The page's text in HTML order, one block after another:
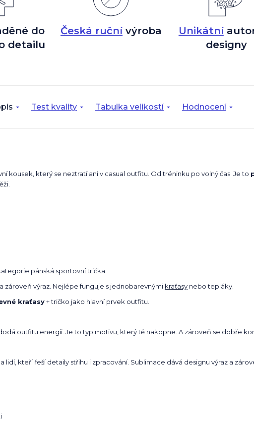
do
detailu
Česká ručnívýroba Unikátní
designy
Test kvality Tabulka velikostí Hodnocení
kousek, který se neztratí ani v casual outfitu. Od tréninku po volný čas. Je to
pánská sportovní trička
zároveň výraz. Nejlépe funguje s jednobarevnými kraťasy nebo tepláky.
kraťasy+ tričko jako hlavní prvek outfitu.
outfitu energii. Je to typ motivu, který tě nakopne. A zároveň se dobře
kteří řeší detaily střihu i zpracování. Sublimace dává designu výraz a